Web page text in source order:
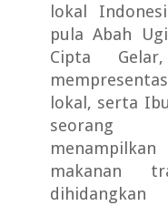
lokal
pula Abah
Cipta
lokal, serta
seorang
makanan